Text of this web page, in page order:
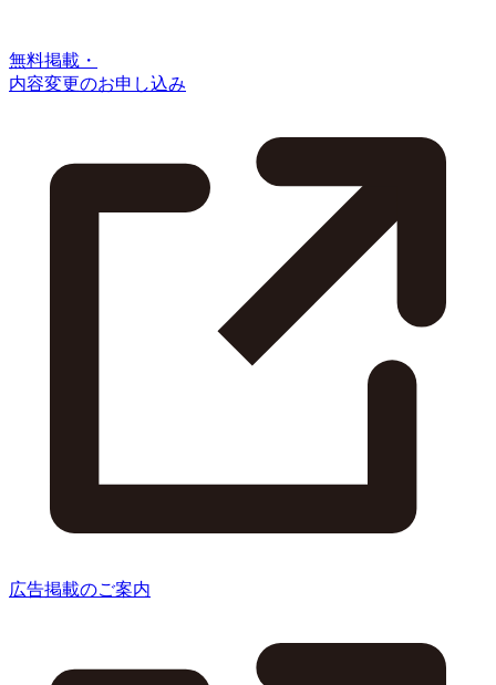
無料掲載・
内容変更のお申し込み
広告掲載のご案内